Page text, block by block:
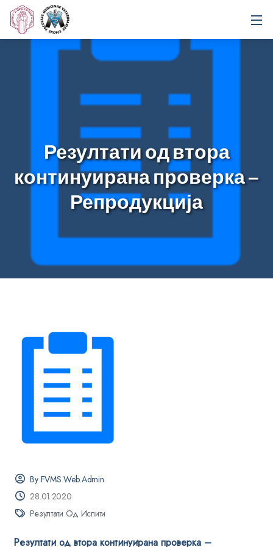
Резултати од втора
континуирана проверка –
Репродукција
By FVMS Web Admin
28.01.2020
Резултати Од Испити
Резултати од втора континуирана проверка –